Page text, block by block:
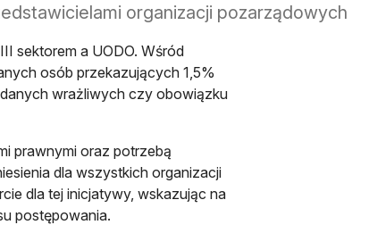
organizacji pozarządowych
sektorem a UODO. Wśród
osób przekazujących 1,5%
wrażliwych czy obowiązku
prawnymi oraz potrzebą
dla wszystkich organizacji
dla tej inicjatywy, wskazując na
postępowania.